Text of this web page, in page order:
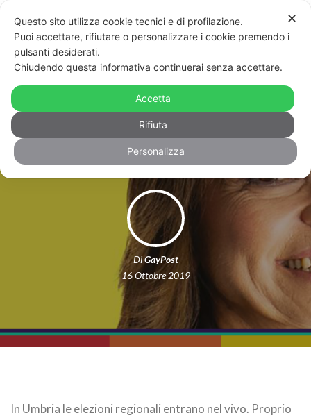
Elezioni, la candidata leghista firma il
manifesto “no gender”. Omphalos:
“Questa non è l’Umbria”
DiGayPost
16 Ottobre 2019
In Umbria le elezioni regionali entrano nel vivo. Proprio
✕
Questo sito utilizza cookie tecnici e di profilazione.
Puoi accettare, rifiutare o personalizzare i cookie premendo i
pulsanti desiderati.
Chiudendo questa informativa continuerai senza accettare.
Accetta
Rifiuta
Personalizza